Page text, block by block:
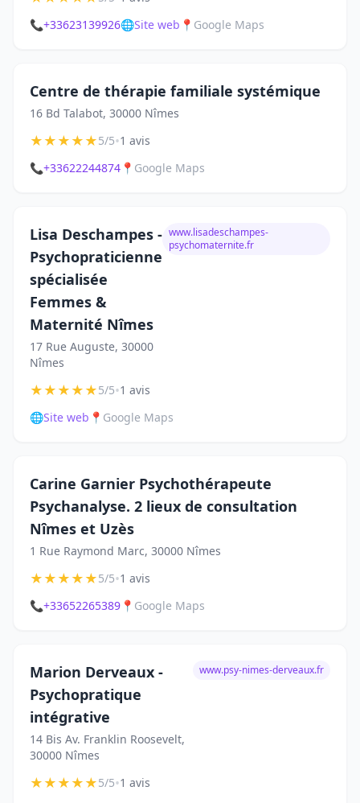
📞+33623139926🌐Site web 📍 Google Maps
Centre de thérapie familiale systémique
16 Bd Talabot, 30000 Nîmes
★★★★★5/5•1 avis
📞+33622244874 📍 Google Maps
Lisa Deschampes -
Psychopraticienne
spécialisée
Femmes &
Maternité Nîmes
17 Rue Auguste, 30000
Nîmes
www.lisadeschampes-
psychomaternite.fr
★★★★★5/5•1 avis
🌐Site web 📍 Google Maps
Carine Garnier Psychothérapeute
Psychanalyse. 2 lieux de consultation
Nîmes et Uzès
1 Rue Raymond Marc, 30000 Nîmes
★★★★★5/5•1 avis
📞+33652265389 📍 Google Maps
Marion Derveaux -
Psychopratique
intégrative
14 Bis Av. Franklin Roosevelt,
30000 Nîmes
www.psy-nimes-derveaux.fr
★★★★★5/5•1 avis